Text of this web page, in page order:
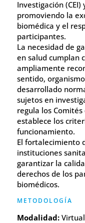
Investigación
promoviendo la
biomédica y el
participantes.
La necesidad de
en salud cumplan
ampliamente
sentido,
desarrollado
sujetos en
regula los Comités
establece los
funcionamiento.
El fortalecimiento
instituciones
garantizar la
derechos de los
biomédicos.
METODOLOGÍA
Modalidad: